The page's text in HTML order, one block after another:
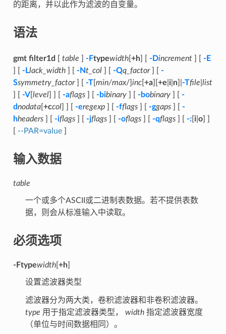
的距离，并以此作为滤波的自变量。
语法
gmt filter1d table -Ftypewidth[ +h] [ -Dincrement] [ -E
-Llack_width] [ -Nt_col] [ -Qq_factor] [ -
Ssymmetry_factor] [ -T[ min/max/] inc[ +a][ +e i| n]| -Tfile list
-V[ level] ] [ -aflags] [ -bibinary] [ -bobinary] [ -
dnodata[ +ccol] ] [ -eregexp] [ -fflags] [ -ggaps] [ -
hheaders] [ -iflags] [ -jflags] [ -oflags] [ -qflags] [ -:[ i| o] ]
--PAR=value]
输入数据
table
一个或多个ASCII或二进制表数据。若不提供表数
据，则会从标准输入中读取。
必须选项
-Ftypewidth[ +h]
设置滤波器类型
滤波器分为两大类，卷积滤波器和非卷积滤波器。
type 用于指定滤波器类型， width指定滤波器宽度
（单位与时间数据相同）。